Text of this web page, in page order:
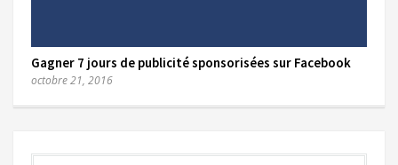
Gagner 7 jours de publicité sponsorisées sur Facebook
octobre 21, 2016